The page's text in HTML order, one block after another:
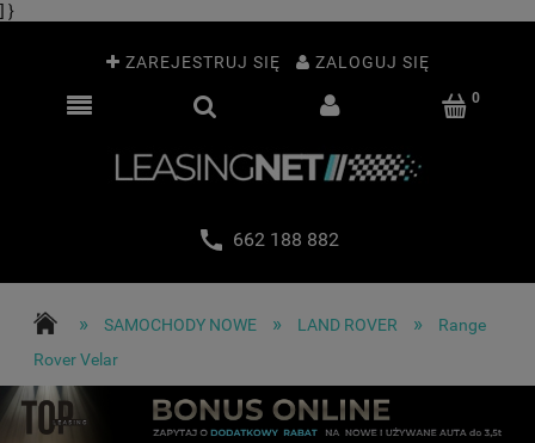
] }
ZAREJESTRUJ SIĘ ZALOGUJ SIĘ
662 188 882
» SAMOCHODY NOWE » LAND ROVER »
Range
Rover Velar